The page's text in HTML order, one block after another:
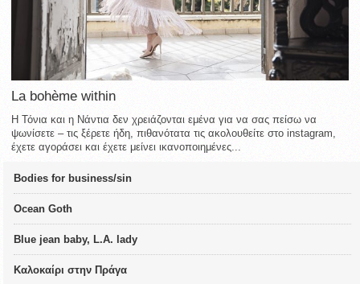
La bohème within
Η Τόνια και η Νάντια δεν χρειάζονται εμένα για να σας πείσω να
ψωνίσετε – τις ξέρετε ήδη, πιθανότατα τις ακολουθείτε στο instagram,
έχετε αγοράσει και έχετε μείνει ικανοποιημένες...
Bodies for business/sin
Ocean Goth
Blue jean baby, L.A. lady
Καλοκαίρι στην Πράγα